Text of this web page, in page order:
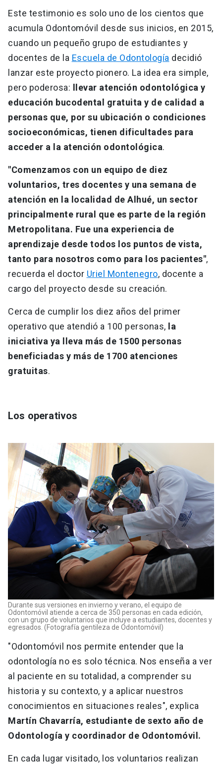
Este testimonio es solo uno de los cientos que
acumula Odontomóvil desde sus inicios, en 2015,
cuando un pequeño grupo de estudiantes y
docentes de la Escuela de Odontología decidió
lanzar este proyecto pionero. La idea era simple,
pero poderosa:
llevar atención odontológica y
educación bucodental gratuita y de calidad a
personas que, por su ubicación o condiciones
socioeconómicas, tienen dificultades para
acceder a la atención odontológica.
"Comenzamos con un equipo de diez
voluntarios, tres docentes y una semana de
atención en la localidad de Alhué, un sector
principalmente rural que es parte de la región
Metropolitana. Fue una experiencia de
aprendizaje desde todos los puntos de vista,
tanto para nosotros como para los pacientes",
recuerda el doctor Uriel Montenegro, docente a
cargo del proyecto desde su creación.
Cerca de cumplir los diez años del primer
operativo que atendió a 100 personas, la
iniciativa ya lleva más de 1500 personas
beneficiadas y más de 1700 atenciones
gratuitas.
Los operativos
Durante sus versiones en invierno y verano, el equipo de
Odontomóvil atiende a cerca de 350 personas en cada edición,
con un grupo de voluntarios que incluye a estudiantes, docentes y
egresados. (Fotografía gentileza de Odontomóvil)
"Odontomóvil nos permite entender que la
odontología no es solo técnica. Nos enseña a ver
al paciente en su totalidad, a comprender su
historia y su contexto, y a aplicar nuestros
conocimientos en situaciones reales", explica
Martín Chavarría, estudiante de sexto año de
Odontología y coordinador de Odontomóvil.
En cada lugar visitado, los voluntarios realizan